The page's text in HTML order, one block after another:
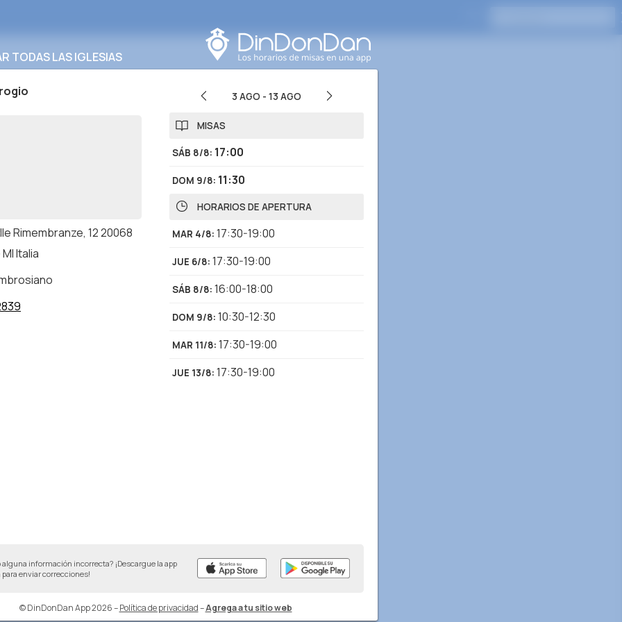
TODAS LAS IGLESIAS
Rimembranze, 12 20068
Italia
3 AGO - 13 AGO
MISAS
SÁB 8/8: 17:00
DOM 9/8: 11:30
HORARIOS DE APERTURA
MAR 4/8: 17:30-19:00
JUE 6/8: 17:30-19:00
SÁB 8/8: 16:00-18:00
DOM 9/8: 10:30-12:30
MAR 11/8: 17:30-19:00
JUE 13/8: 17:30-19:00
alguna información incorrecta? ¡Descargue la app
para enviar correcciones!
© DinDonDan App 2026– Política de privacidad–Agrega a tu sitio web